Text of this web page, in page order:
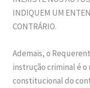
INDIQUEM UM
CONTRÁRIO.
Ademais, o
instrução criminal é
constitucional do